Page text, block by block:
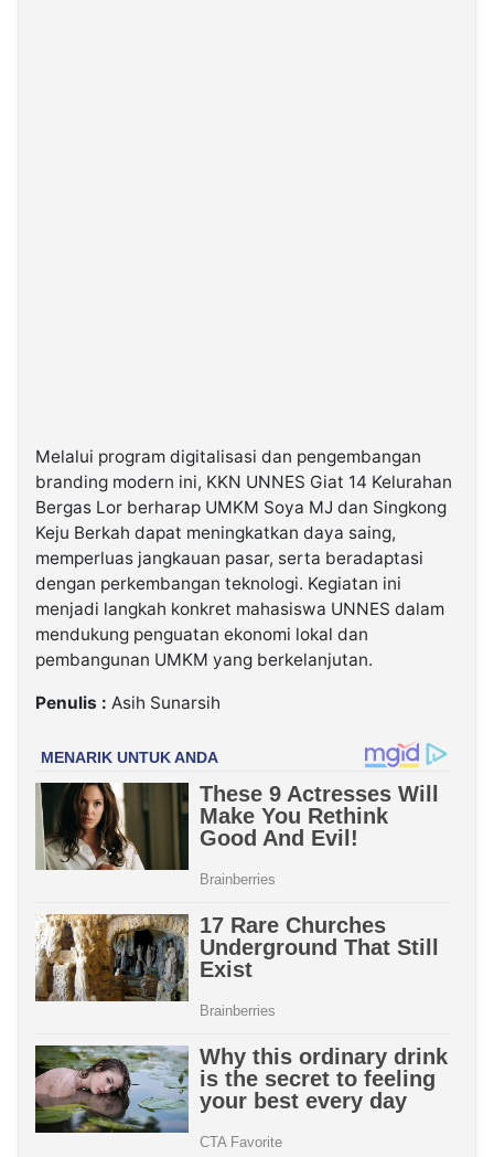
Melalui program digitalisasi dan pengembangan
branding modern ini, KKN UNNES Giat 14 Kelurahan
Bergas Lor berharap UMKM Soya MJ dan Singkong
Keju Berkah dapat meningkatkan daya saing,
memperluas jangkauan pasar, serta beradaptasi
dengan perkembangan teknologi. Kegiatan ini
menjadi langkah konkret mahasiswa UNNES dalam
mendukung penguatan ekonomi lokal dan
pembangunan UMKM yang berkelanjutan.
Penulis : Asih Sunarsih